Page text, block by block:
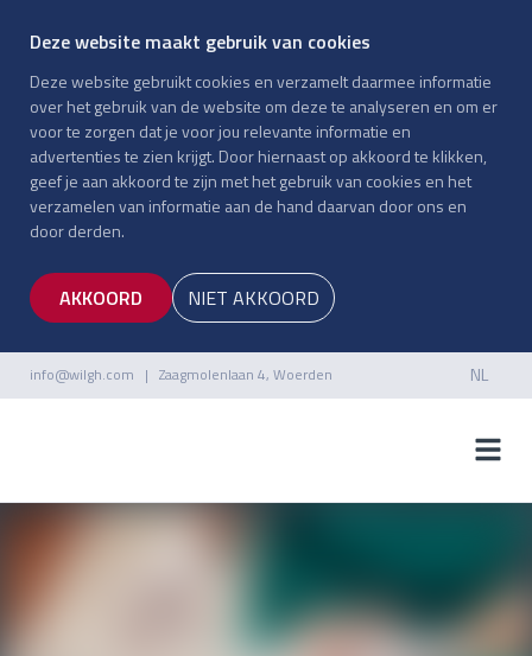
Deze website maakt gebruik van cookies
Deze website gebruikt cookies en verzamelt daarmee informatie
over het gebruik van de website om deze te analyseren en om er
voor te zorgen dat je voor jou relevante informatie en
advertenties te zien krijgt. Door hiernaast op akkoord te klikken,
geef je aan akkoord te zijn met het gebruik van cookies en het
verzamelen van informatie aan de hand daarvan door ons en
door derden.
AKKOORD NIET AKKOORD
info@wilgh.com | Zaagmolenlaan 4, Woerden NL
EN